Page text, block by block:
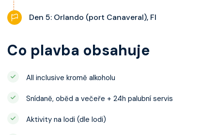
Den 5: Orlando (port Canaveral), Fl
Co plavba obsahuje
All inclusive kromě alkoholu
Snídaně, oběd a večeře + 24h palubní servis
Aktivity na lodi (dle lodi)